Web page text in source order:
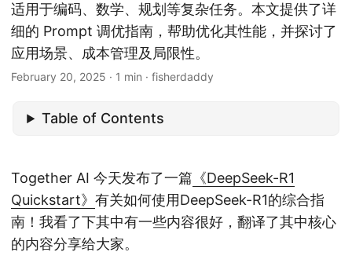
适用于编码、数学、规划等复杂任务。本文提供了详
细的 Prompt 调优指南，帮助优化其性能，并探讨了
应用场景、成本管理及局限性。
February 20, 2025 · 1 min · fisherdaddy
Table of Contents
Together AI 今天发布了一篇 《DeepSeek-R1
Quickstart》 有关如何使用DeepSeek-R1的综合指
南！我看了下其中有一些内容很好，翻译了其中核心
的内容分享给大家。